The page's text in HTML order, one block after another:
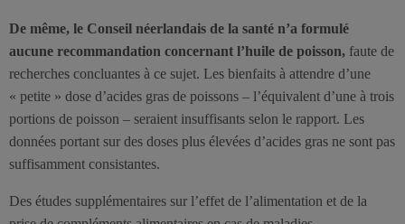
De même, le Conseil néerlandais de la santé n’a formulé
aucune recommandation concernant l’huile de poisson, faute de
recherches concluantes à ce sujet. Les bienfaits à attendre d’une
« petite » dose d’acides gras de poissons – l’équivalent d’une à trois
portions de poisson – seraient insuffisants selon le rapport. Les
données portant sur des doses plus élevées d’acides gras ne sont pas
suffisamment consistantes.
Des études supplémentaires sur l’effet de l’alimentation et de la